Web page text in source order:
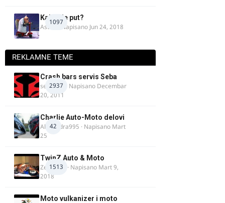
1097
Kakav je put?
Astral· Napisano Jun 24, 2018
REKLAMNE TEME
2937
Crash bars servis Seba
seba011 · Napisano Decembar
20, 2011
42
Charlie Auto-Moto delovi
Alexandra995 · Napisano Mart
25
1513
TwinZ Auto & Moto
Zeljkamp · Napisano Mart 9,
2018
Moto vulkanizer i moto